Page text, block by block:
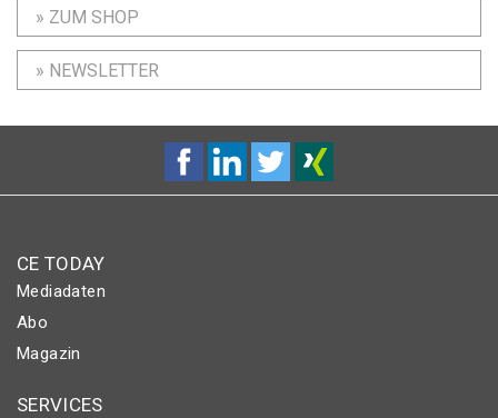
» ZUM SHOP
» NEWSLETTER
CE TODAY
Mediadaten
Abo
Magazin
SERVICES